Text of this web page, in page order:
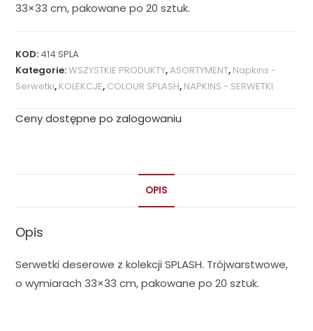
33×33 cm, pakowane po 20 sztuk.
KOD: 414 SPLA
Kategorie:WSZYSTKIE PRODUKTY,ASORTYMENT, Napkins -
Serwetki, KOLEKCJE, COLOUR SPLASH, NAPKINS - SERWETKI
Ceny dostępne po zalogowaniu
OPIS
Opis
Serwetki deserowe z kolekcji SPLASH. Trójwarstwowe,
o wymiarach 33×33 cm, pakowane po 20 sztuk.